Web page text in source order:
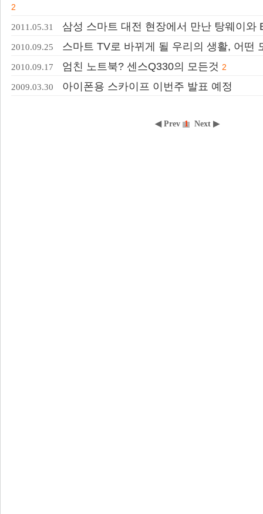
2
2011.05.31 삼성 스마트 대전 현장에서 만난 탕웨이와
2010.09.25 스마트 TV로 바뀌게 될 우리의 생활, 어떤
2010.09.17 엄친 노트북? 센스Q330의 모든것 2
2009.03.30 아이폰용 스카이프 이번주 발표 예정
◀ Prev 1 Next ▶